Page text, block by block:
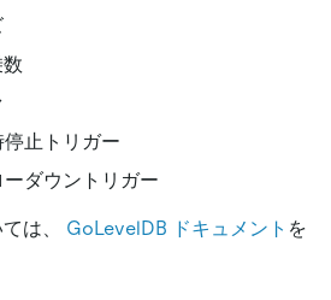
止トリガー
ダウントリガー
は、 GoLevelDB ドキュメント を